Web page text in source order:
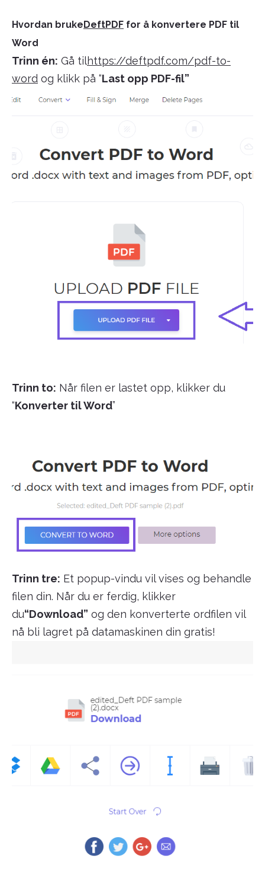
Hvordan bruke DeftPDF for å konvertere PDF til
Word
Trinn én: Gå tilhttps://deftpdf.com/pdf-to-
word og klikk på “Last opp PDF-fil”
Trinn to: Når filen er lastet opp, klikker du
“Konverter til Word”
Trinn tre: Et popup-vindu vil vises og behandle
filen din. Når du er ferdig, klikker
du“Download” og den konverterte ordfilen vil
nå bli lagret på datamaskinen din gratis!